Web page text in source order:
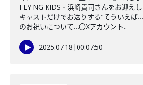
FLYING KIDS・浜崎貴司さんをお迎え
キャストだけでお送りする"そういえば
のお祝いについて…〇Xアカウント...
2025.07.18 |00:07:50